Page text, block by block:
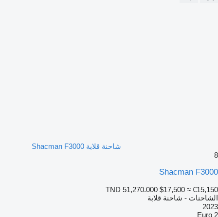
شاحنة قلابة Shacman F3000
8
Shacman F3000
TND 51,270.000 $17,500 ≈ €15,150
الشاحنات - شاحنة قلابة
2023
Euro 2